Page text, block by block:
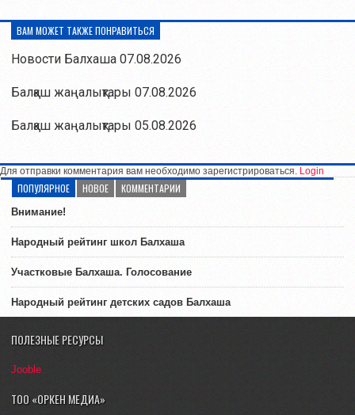
ВАМ МОЖЕТ ТАКЖЕ ПОНРАВИТЬСЯ
Новости Балхаша 07.08.2026
Балқаш жаңалықтары 07.08.2026
Балқаш жаңалықтары 05.08.2026
Для отправки комментария вам необходимо зарегистрироваться. Login
ПОПУЛЯРНОЕ НОВОЕ КОММЕНТАРИИ
Внимание!
Народный рейтинг школ Балхаша
Участковые Балхаша. Голосование
Народный рейтинг детских садов Балхаша
ПОЛЕЗНЫЕ РЕСУРСЫ
Jooble
ТОО «ОРКЕН МЕДИА»